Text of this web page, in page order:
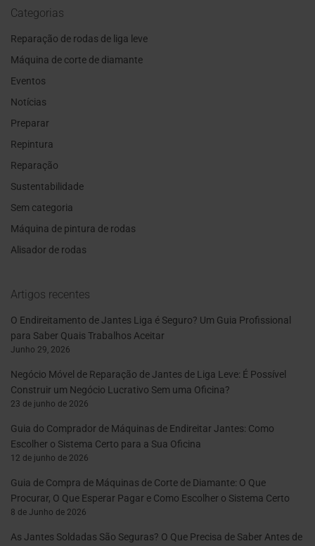
Categorias
Reparação de rodas de liga leve
Máquina de corte de diamante
Eventos
Notícias
Preparar
Repintura
Reparação
Sustentabilidade
Sem categoria
Máquina de pintura de rodas
Alisador de rodas
Artigos recentes
O Endireitamento de Jantes Liga é Seguro? Um Guia Profissional
para Saber Quais Trabalhos Aceitar
Junho 29, 2026
Negócio Móvel de Reparação de Jantes de Liga Leve: É Possível
Construir um Negócio Lucrativo Sem uma Oficina?
23 de junho de 2026
Guia do Comprador de Máquinas de Endireitar Jantes: Como
Escolher o Sistema Certo para a Sua Oficina
12 de junho de 2026
Guia de Compra de Máquinas de Corte de Diamante: O Que
Procurar, O Que Esperar Pagar e Como Escolher o Sistema Certo
8 de Junho de 2026
As Jantes Soldadas São Seguras? O Que Precisa de Saber Antes de